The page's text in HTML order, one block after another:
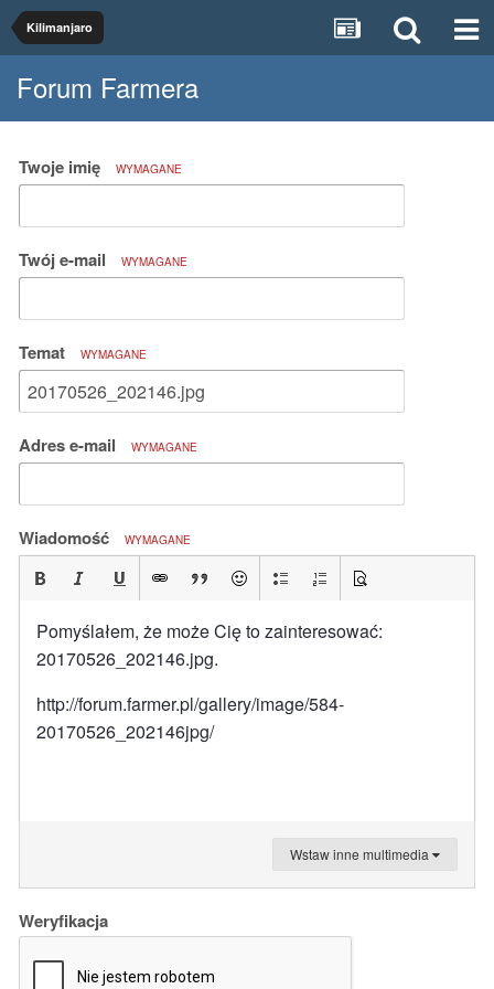
Kilimanjaro
Forum Farmera
Twoje imię WYMAGANE
Twój e-mail WYMAGANE
Temat WYMAGANE
Adres e-mail WYMAGANE
Wiadomość WYMAGANE
Pomyślałem, że może Cię to zainteresować:
20170526_202146.jpg.
http://forum.farmer.pl/gallery/image/584-
20170526_202146jpg/
Wstaw inne multimedia
Weryfikacja